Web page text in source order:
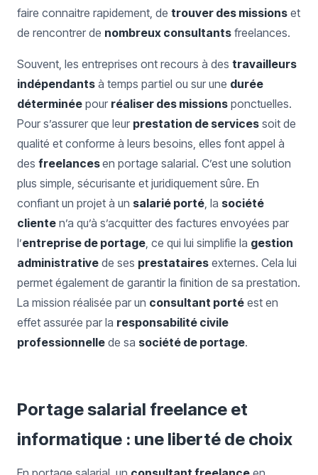
faire connaitre rapidement, de trouver des missions et
de rencontrer de nombreux consultants freelances.
Souvent, les entreprises ont recours à des travailleurs
indépendants à temps partiel ou sur une durée
déterminée pour réaliser des missions ponctuelles.
Pour s’assurer que leur prestation de services soit de
qualité et conforme à leurs besoins, elles font appel à
des freelancesen portage salarial. C’est une solution
plus simple, sécurisante et juridiquement sûre. En
confiant un projet à un salarié porté, la société
cliente n’a qu’à s’acquitter des factures envoyées par
l’entreprise de portage, ce qui lui simplifie la gestion
administrative de ses prestataires externes. Cela lui
permet également de garantir la finition de sa prestation.
La mission réalisée par un consultant porté est en
effet assurée par la responsabilité civile
professionnelle de sa société de portage.
Portage salarial freelance et
informatique : une liberté de choix